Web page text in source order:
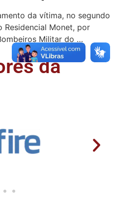
da vítima, no segundo
Residencial Monet, por
Militar do …
da